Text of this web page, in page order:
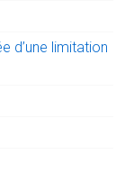
d’une limitation